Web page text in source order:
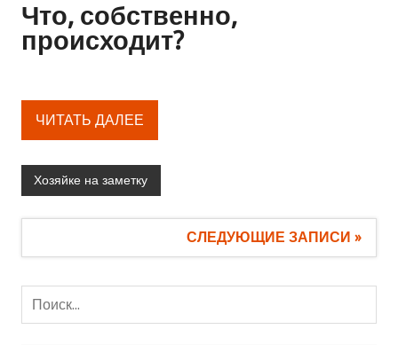
Что, собственно,
происходит?
ЧИТАТЬ ДАЛЕЕ
Хозяйке на заметку
СЛЕДУЮЩИЕ ЗАПИСИ »